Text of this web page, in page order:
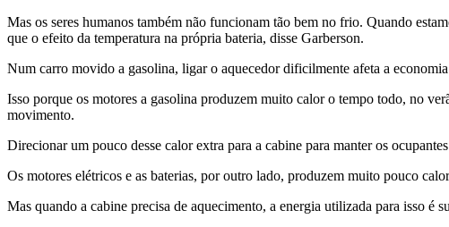
Mas os seres humanos também não funcionam tão bem no frio. Quando
que o efeito da temperatura na própria bateria, disse Garberson.
Num carro movido a gasolina, ligar o aquecedor dificilmente afeta a
Isso porque os motores a gasolina produzem muito calor o tempo todo, no
movimento.
Direcionar um pouco desse calor extra para a cabine para manter os
Os motores elétricos e as baterias, por outro lado, produzem muito pouco
Mas quando a cabine precisa de aquecimento, a energia utilizada para isso